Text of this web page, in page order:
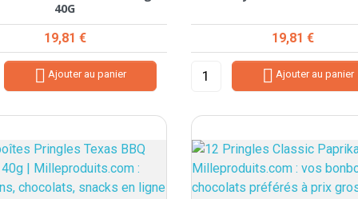
40G
Prix
19,81 €
 Ajouter au panier
Prix
19,81 €
 Ajouter au panier